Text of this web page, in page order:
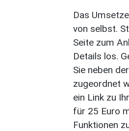
Das
von selbst.
Seite zum
Details los.
Sie neben
zugeordnet
ein Link zu
für 25 Euro
Funktionen